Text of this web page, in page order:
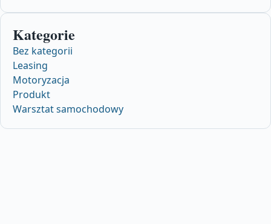
Kategorie
Bez kategorii
Leasing
Motoryzacja
Produkt
Warsztat samochodowy